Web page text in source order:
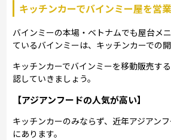
キッチンカーでバインミー屋を営
バインミーの本場・ベトナムでも屋台メ
ているバインミーは、キッチンカーでの
キッチンカーでバインミーを移動販売す
認していきましょう。
【アジアンフードの人気が高い】
キッチンカーのみならず、近年アジアン
にあります。